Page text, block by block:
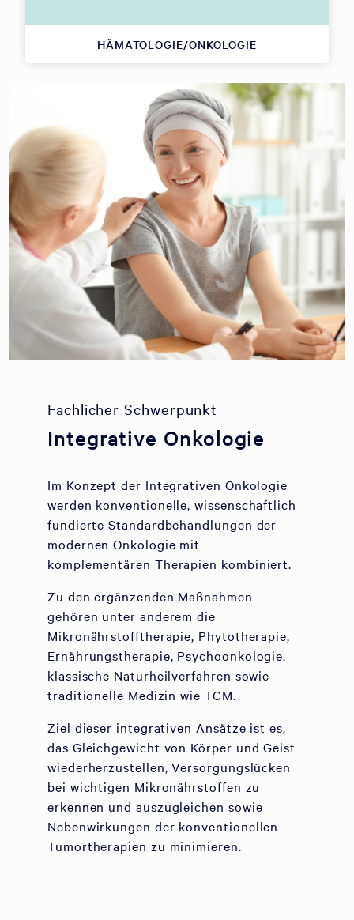
HÄMATOLOGIE/ONKOLOGIE
Fachlicher Schwerpunkt
Integrative Onkologie
Im Konzept der Integrativen Onkologie
werden konventionelle, wissenschaftlich
fundierte Standardbehandlungen der
modernen Onkologie mit
komplementären Therapien kombiniert.
Zu den ergänzenden Maßnahmen
gehören unter anderem die
Mikronährstofftherapie, Phytotherapie,
Ernährungstherapie, Psychoonkologie,
klassische Naturheilverfahren sowie
traditionelle Medizin wie TCM.
Ziel dieser integrativen Ansätze ist es,
das Gleichgewicht von Körper und Geist
wiederherzustellen, Versorgungslücken
bei wichtigen Mikronährstoffen zu
erkennen und auszugleichen sowie
Nebenwirkungen der konventionellen
Tumortherapien zu minimieren.